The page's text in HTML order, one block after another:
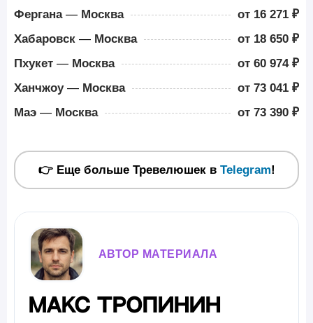
Фергана— Москва
от 16 271 ₽
Хабаровск — Москва
от 18 650 ₽
Пхукет — Москва
от 60 974 ₽
Ханчжоу— Москва
от 73 041 ₽
Маэ — Москва от 73 390 ₽
👉 Еще больше Тревелюшек в Telegram!
АВТОР МАТЕРИАЛА
Макс Тропинин